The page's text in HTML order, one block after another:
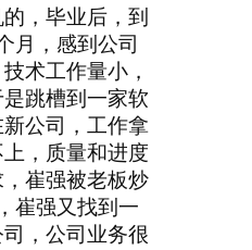
，毕业后，到
月，感到公司
术工作量小，
跳槽到一家软
公司，工作拿
，质量和进度
崔强被老板炒
崔强又找到一
，公司业务很